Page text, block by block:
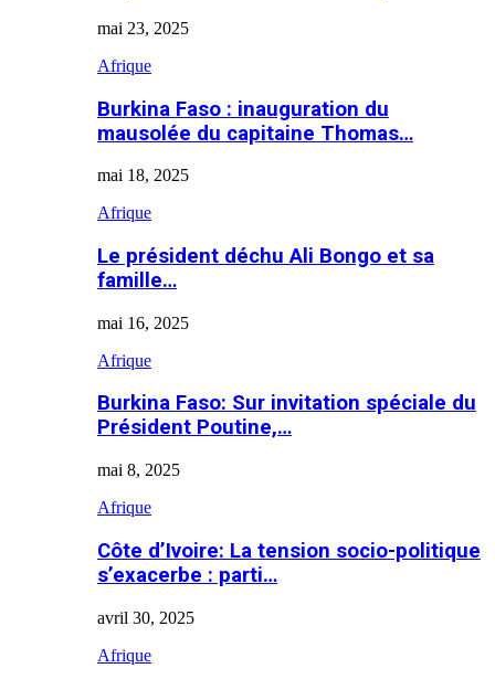
mai 23, 2025
Afrique
Burkina Faso : inauguration du
mausolée du capitaine Thomas…
mai 18, 2025
Afrique
Le président déchu Ali Bongo et sa
famille…
mai 16, 2025
Afrique
Burkina Faso: Sur invitation spéciale du
Président Poutine,…
mai 8, 2025
Afrique
Côte d’Ivoire: La tension socio-politique
s’exacerbe : parti…
avril 30, 2025
Afrique